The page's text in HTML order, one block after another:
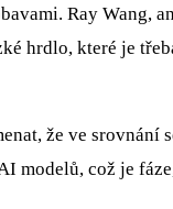
Ray Wang,
hrdlo, které je
že ve
modelů, což je